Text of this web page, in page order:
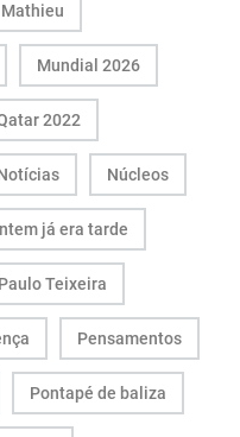
Mathieu
Mundial 2026
2022
Núcleos
já era tarde
Paulo Teixeira
Pensamentos
Pontapé de baliza